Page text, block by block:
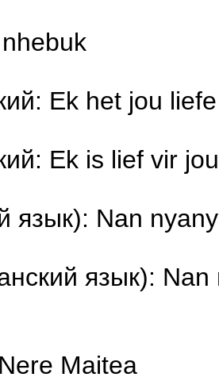
Ek het jou liefe
Ek is lief vir
язык): Nan
язык):
Maitea